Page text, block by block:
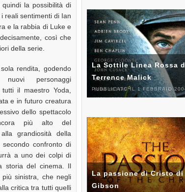
la possibilità di
reali sentimenti di Ian
e la rabbia di Luke e
così che
della serie.
rendita, godendo
nuovi personaggi
il maestro Yoda,
e in futuro creatura
dello spettacolo
più alto del
grandiosità della
confronto di
a uno dei colpi di
storia del cinema. Il
sinistra, che negli
critica tra tutti quelli
La Sottile Linea Rossa
Terrence Malick
PUBBLICATO IL 1 FEBBRAIO
La passione di Cristo di
Gibson